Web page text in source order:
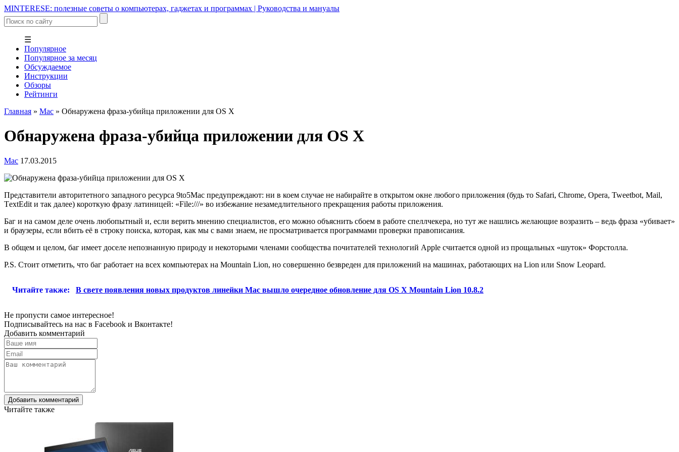
MINTERESE: полезные советы о компьютерах, гаджетах и программах | Руководства и мануалы
☰
Популярное
Популярное за месяц
Обсуждаемое
Инструкции
Обзоры
Рейтинги
Главная » Mac » Обнаружена фраза-убийца приложении для OS X
Обнаружена фраза-убийца приложении для OS X
Mac 17.03.2015
Представители авторитетного западного ресурса 9to5Mac предупреждают: ни в коем случае не набирайте в открытом окне любого приложения (будь то Safari, Chrome, Opera, Tweetbot, Mail,
ТextEdit и так далее) короткую фразу латиницей: «File:///» во избежание незамедлительного прекращения работы приложения.
Баг и на самом деле очень любопытный и, если верить мнению специалистов, его можно объяснить сбоем в работе спеллчекера, но тут же нашлись желающие возразить – ведь фраза «убивает»
и браузеры, если вбить её в строку поиска, которая, как мы с вами знаем, не просматривается программами проверки правописания.
В общем и целом, баг имеет доселе непознанную природу и некоторыми членами сообщества почитателей технологий Apple считается одной из прощальных «шуток» Форстолла.
P.S. Стоит отметить, что баг работает на всех компьютерах на Mountain Lion, но совершенно безвреден для приложений на машинах, работающих на Lion или Snow Leopard.
Читайте также: В свете появления новых продуктов линейки Mac вышло очередное обновление для OS X Mountain Lion 10.8.2
Не пропусти самое интересное!
Подписывайтесь на нас в Facebook и Вконтакте!
Добавить комментарий
Добавить комментарий
Читайте также